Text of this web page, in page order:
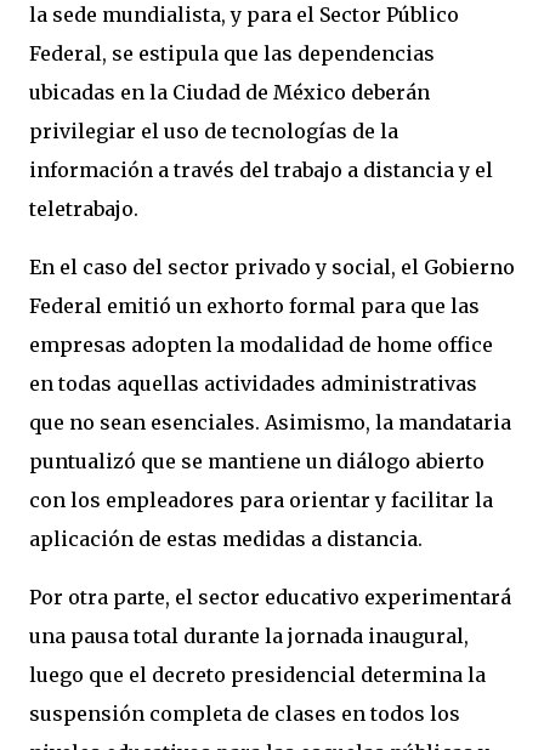
la sede mundialista, y para el Sector Público
Federal, se estipula que las dependencias
ubicadas en la Ciudad de México deberán
privilegiar el uso de tecnologías de la
información a través del trabajo a distancia y el
teletrabajo.
En el caso del sector privado y social, el Gobierno
Federal emitió un exhorto formal para que las
empresas adopten la modalidad de home office
en todas aquellas actividades administrativas
que no sean esenciales. Asimismo, la mandataria
puntualizó que se mantiene un diálogo abierto
con los empleadores para orientar y facilitar la
aplicación de estas medidas a distancia.
Por otra parte, el sector educativo experimentará
una pausa total durante la jornada inaugural,
luego que el decreto presidencial determina la
suspensión completa de clases en todos los